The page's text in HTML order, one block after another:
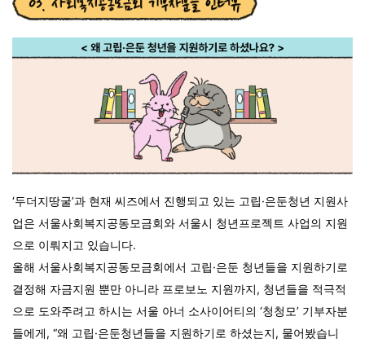
‘두더지땅굴’과 현재 씨즈에서 진행되고 있는 고립·은둔청년 지원사
업은 서울사회복지공동모금회와 서울시 청년프로젝트 사업의 지원
으로 이뤄지고 있습니다.
올해 서울사회복지공동모금회에서 고립·은둔 청년들을 지원하기로
결정해 자금지원 뿐만 아니라 프로보노 지원까지, 청년들을 적극적
으로 도와주려고 하시는 서울 아너 소사이어티의 ‘청청모’ 기부자분
들에게, “왜 고립·은둔청년들을 지원하기로 하셨는지, 물어봤습니